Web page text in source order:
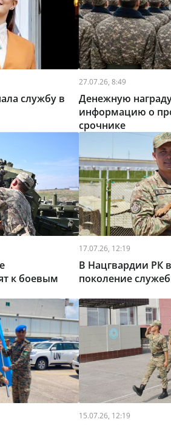
службу в
27.07.26, 8:49
Денежную
информацию о
срочнике
к боевым
17.07.26, 12:19
В Нацгвардии РК
поколение
15.07.26, 12:19